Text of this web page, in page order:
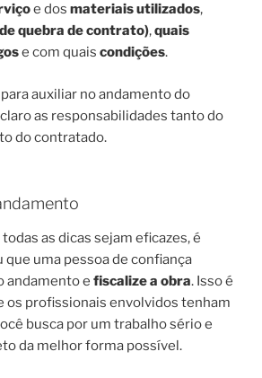
e dos materiais utilizados,
quebra de contrato),quais
e com quais condições.
auxiliar no andamento do
as responsabilidades tanto do
do contratado.
as dicas sejam eficazes, é
que uma pessoa de confiança
andamento e fiscalize a obra. Isso é
os profissionais envolvidos tenham
busca por um trabalho sério e
da melhor forma possível.